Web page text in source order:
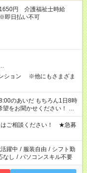
円 介護福祉士時給
即日払い不可
ション ※他にもさまざま
のあいだ もちろん1日8時
望をお聞かせください！ ★
遠慮なくご相談ください。
す
はご相談ください！ ★急募
躍中 / 服装自由 / シフト勤
なし / パソコンスキル不要